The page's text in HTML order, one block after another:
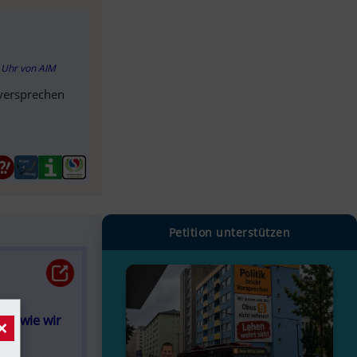
Uhr vonAIM
wie wir
Petition unterstützen